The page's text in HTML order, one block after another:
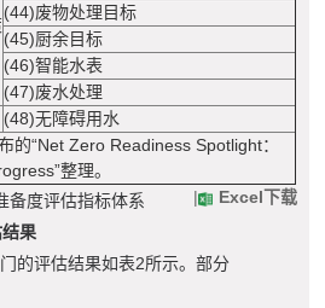
(44)废物处理目标
(45)厨余目标
(46)智能水表
(47)废水处理
(48)无障碍用水
的“Net Zero Readiness Spotlight：
整理。
|
Excel下载
备度评估指标体系
果
的评估结果如表2所示。部分